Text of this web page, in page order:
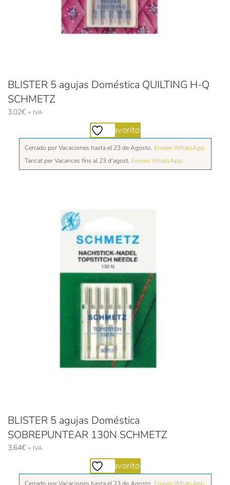
BLISTER 5 agujas Doméstica QUILTING H-Q
SCHMETZ
3,02€ + IVA
Favorito
Cerrado por Vacaciones hasta el 23 de Agosto. Envien WhatsApp.
Tancat per Vacances fins al 23 d'agost. Envieu WhatsApp.
BLISTER 5 agujas Doméstica
SOBREPUNTEAR 130N SCHMETZ
3,64€ + IVA
Favorito